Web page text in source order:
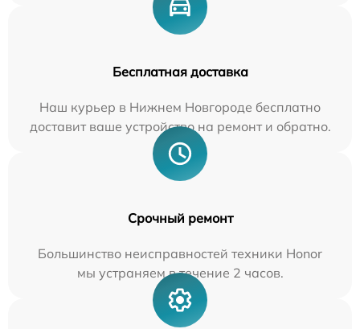
Бесплатная доставка
Наш курьер в Нижнем Новгороде бесплатно
доставит ваше устройство на ремонт и обратно.
Срочный ремонт
Большинство неисправностей техники Honor
мы устраняем в течение 2 часов.